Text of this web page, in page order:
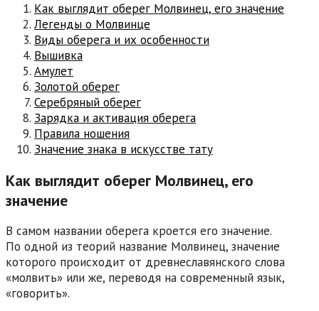
Как выглядит оберег Молвинец, его значение
Легенды о Молвинце
Виды оберега и их особенности
Вышивка
Амулет
Золотой оберег
Серебряный оберег
Зарядка и активация оберега
Правила ношения
Значение знака в искусстве тату
Как выглядит оберег Молвинец, его
значение
В самом названии оберега кроется его значение.
По одной из теорий название Молвинец, значение
которого происходит от древнеславянского слова
«молвить» или же, переводя на современный язык,
«говорить».